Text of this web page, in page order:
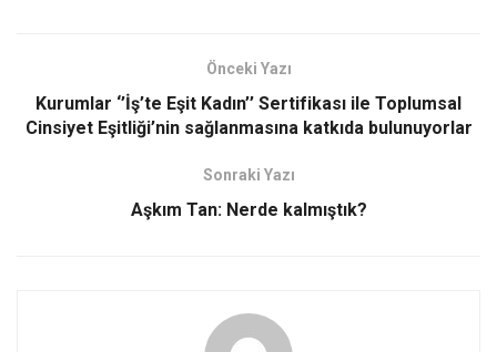
o
o
d
o
Önceki Yazı
Kurumlar ‘’İş’te Eşit Kadın’’ Sertifikası ile Toplumsal
Cinsiyet Eşitliği’nin sağlanmasına katkıda bulunuyorlar
Sonraki Yazı
Aşkım Tan: Nerde kalmıştık?